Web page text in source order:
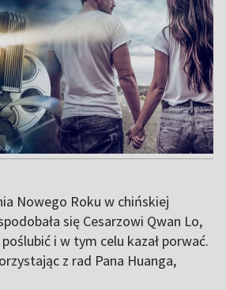
Nowego Roku w chińskiej
się Cesarzowi Qwan Lo,
i w tym celu kazał porwać.
z rad Pana Huanga,